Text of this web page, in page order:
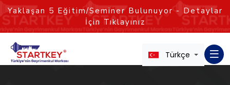
Yaklaşan 5 Eğitim/Seminer Bulunuyor - Detaylar
İçin Tıklayınız
Türkçe